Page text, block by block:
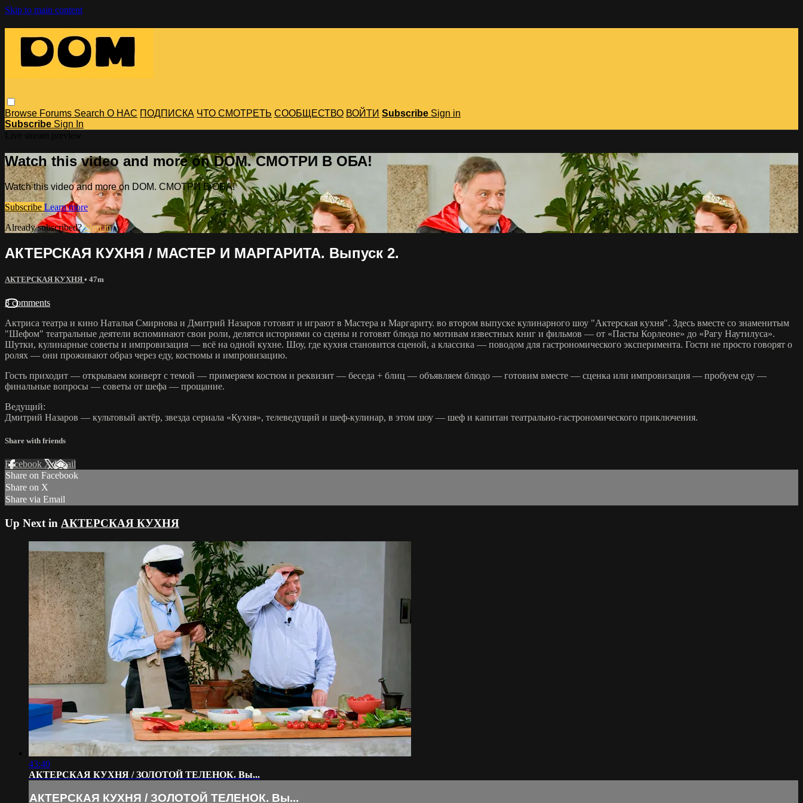
Skip to main content
Browse Forums Search О НАС ПОДПИСКА ЧТО СМОТРЕТЬ СООБЩЕСТВО ВОЙТИ Subscribe Sign in
Subscribe Sign In
Watch this video and more on DOM. СМОТРИ В ОБА!
Watch this video and more on DOM. СМОТРИ В ОБА!
Subscribe Learn more
Already subscribed?Sign in
АКТЕРСКАЯ КУХНЯ / МАСТЕР И МАРГАРИТА. Выпуск 2.
АКТЕРСКАЯ КУХНЯ • 47m
3 comments
Актриса театра и кино Наталья Смирнова и Дмитрий Назаров готовят и играют в Мастера и Маргариту. во втором выпуске кулинарного шоу "Актерская кухня". Здесь вместе со знаменитым
"Шефом" театральные деятели вспоминают свои роли, делятся историями со сцены и готовят блюда по мотивам известных книг и фильмов — от «Пасты Корлеоне» до «Рагу Наутилуса».
Шутки, кулинарные советы и импровизация — всё на одной кухне. Шоу, где кухня становится сценой, а классика — поводом для гастрономического эксперимента. Гости не просто говорят о
ролях — они проживают образ через еду, костюмы и импровизацию.
Гость приходит — открываем конверт с темой — примеряем костюм и реквизит — беседа + блиц — объявляем блюдо — готовим вместе — сценка или импровизация — пробуем еду —
финальные вопросы — советы от шефа — прощание.
Ведущий:
Дмитрий Назаров — культовый актёр, звезда сериала «Кухня», телеведущий и шеф-кулинар, в этом шоу — шеф и капитан театрально-гастрономического приключения.
Share with friends
Facebook XEmail
Share on Facebook
Share on X
Share via Email
Up Next in АКТЕРСКАЯ КУХНЯ
43:40
АКТЕРСКАЯ КУХНЯ / ЗОЛОТОЙ ТЕЛЕНОК. Вы...
АКТЕРСКАЯ КУХНЯ / ЗОЛОТОЙ ТЕЛЕНОК. Вы...